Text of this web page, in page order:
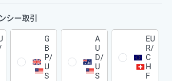
シー取引
G
B
P/
U
S
A
U
D/
U
S
EU
R/
C
H
F